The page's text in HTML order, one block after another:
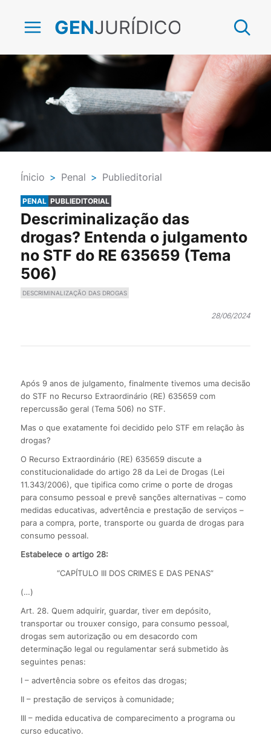
GENJURÍDICO
Ínicio > Penal > Publieditorial
PENAL PUBLIEDITORIAL
Descriminalização das
drogas? Entenda o julgamento
no STF do RE 635659 (Tema
506)
DESCRIMINALIZAÇÃO DAS DROGAS
28/06/2024
Após 9 anos de julgamento, finalmente tivemos uma decisão
do STF no Recurso Extraordinário (RE) 635659 com
repercussão geral (Tema 506) no STF.
Mas o que exatamente foi decidido pelo STF em relação às
drogas?
O Recurso Extraordinário (RE) 635659 discute a
constitucionalidade do artigo 28 da Lei de Drogas (Lei
11.343/2006), que tipifica como crime o porte de drogas
para consumo pessoal e prevê sanções alternativas – como
medidas educativas, advertência e prestação de serviços –
para a compra, porte, transporte ou guarda de drogas para
consumo pessoal.
Estabelece o artigo 28:
“CAPÍTULO III DOS CRIMES E DAS PENAS”
(…)
Art. 28. Quem adquirir, guardar, tiver em depósito,
transportar ou trouxer consigo, para consumo pessoal,
drogas sem autorização ou em desacordo com
determinação legal ou regulamentar será submetido às
seguintes penas:
I – advertência sobre os efeitos das drogas;
II – prestação de serviços à comunidade;
III – medida educativa de comparecimento a programa ou
curso educativo.